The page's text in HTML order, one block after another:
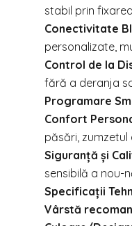
stabil prin
Conectivitate
personalizate,
Control de la
fără a deranja
Programare
Confort
păsări, zumzetul
Siguranță și
sensibilă a nou-
Specificații
Vârstă